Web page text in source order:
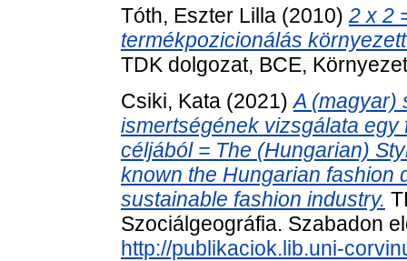
Tóth, Eszter Lilla (2010) 2 x 2
termékpozicionálás
TDK dolgozat, BCE,
Csiki, Kata (2021)A (magyar)
ismertségének vizsgálata
céljából = The (Hungarian)
known the Hungarian fashion
sustainable fashion industry.
Szociálgeográfia. Szabadon
http://publikaciok.lib.uni-